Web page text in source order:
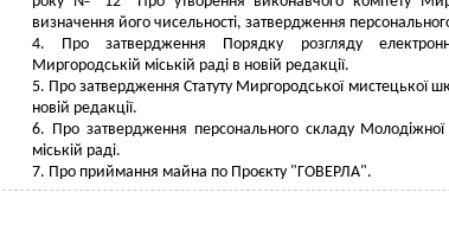
визначення його чисельності, затвердження
Про затвердження Порядку розгляду
Миргородській міській раді в новій редакції.
Про затвердження Статуту Миргородської мистецької
новій редакції.
Про затвердження персонального складу
міській раді.
Про приймання майна по Проєкту "ГОВЕРЛА".